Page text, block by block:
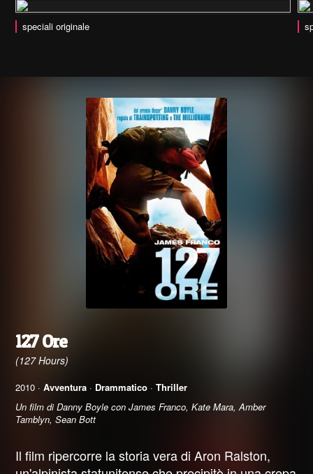
speciali originale
127 Ore
(127 Hours)
2010 · Avventura · Drammatico ·Thriller
Un film di Danny Boyle con James Franco, Kate Mara, Amber
Tamblyn, Sean Bott
Il film ripercorre la storia vera di Aron Ralston,